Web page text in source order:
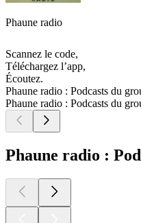
Phaune radio
Scannez le code,
Téléchargez l’app,
Écoutez.
Phaune radio : Podcasts du
Phaune radio : Podcasts du
Phaune radio :